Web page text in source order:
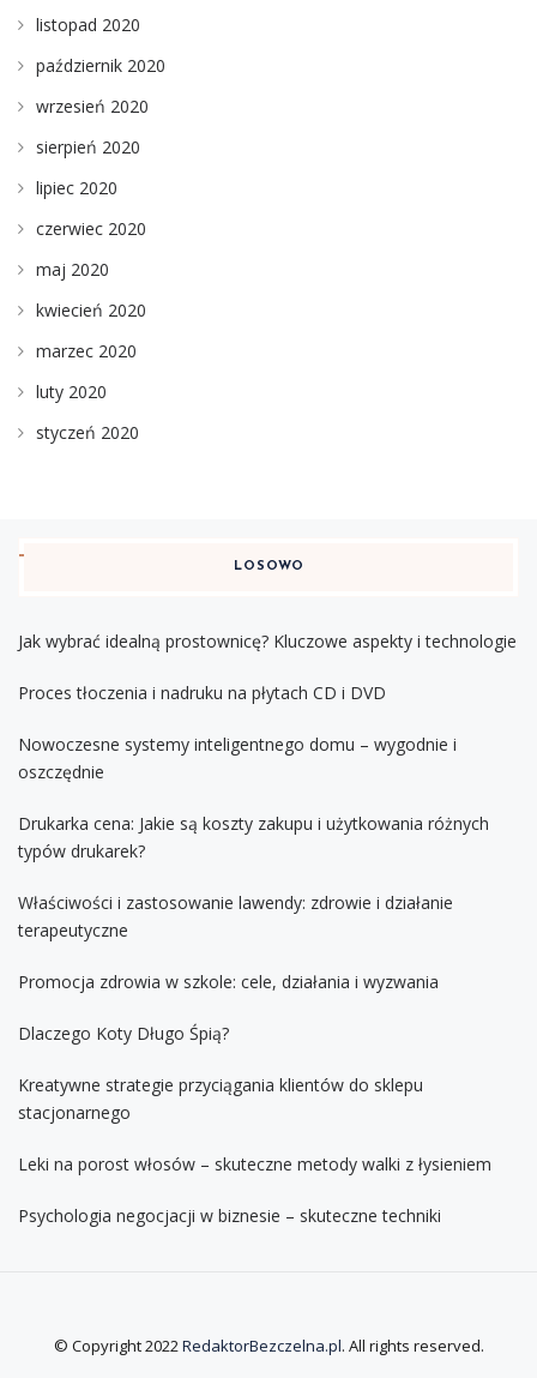
listopad 2020
październik 2020
wrzesień 2020
sierpień 2020
lipiec 2020
czerwiec 2020
maj 2020
kwiecień 2020
marzec 2020
luty 2020
styczeń 2020
LOSOWO
Jak wybrać idealną prostownicę? Kluczowe aspekty i technologie
Proces tłoczenia i nadruku na płytach CD i DVD
Nowoczesne systemy inteligentnego domu – wygodnie i
oszczędnie
Drukarka cena: Jakie są koszty zakupu i użytkowania różnych
typów drukarek?
Właściwości i zastosowanie lawendy: zdrowie i działanie
terapeutyczne
Promocja zdrowia w szkole: cele, działania i wyzwania
Dlaczego Koty Długo Śpią?
Kreatywne strategie przyciągania klientów do sklepu
stacjonarnego
Leki na porost włosów – skuteczne metody walki z łysieniem
Psychologia negocjacji w biznesie – skuteczne techniki
© Copyright 2022RedaktorBezczelna.pl. All rights reserved.